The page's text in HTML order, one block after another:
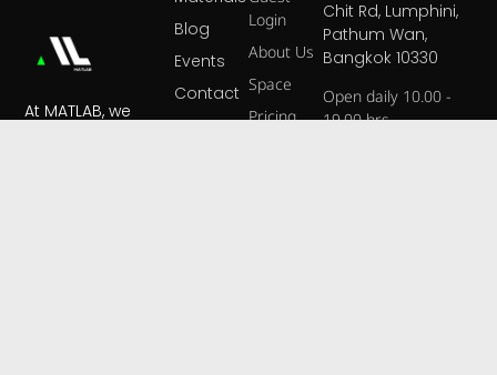
At MATLAB, we
Login
About Us
Space
Pricing
Blog
Events
Contact
Chit Rd, Lumphini,
Pathum Wan,
Bangkok 10330
Open daily 10.00 -
19.00 hrs